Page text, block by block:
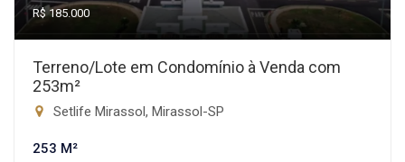
R$ 185.000
Terreno/Lote em Condomínio à Venda com
253m²
Setlife Mirassol, Mirassol-SP
253 M²